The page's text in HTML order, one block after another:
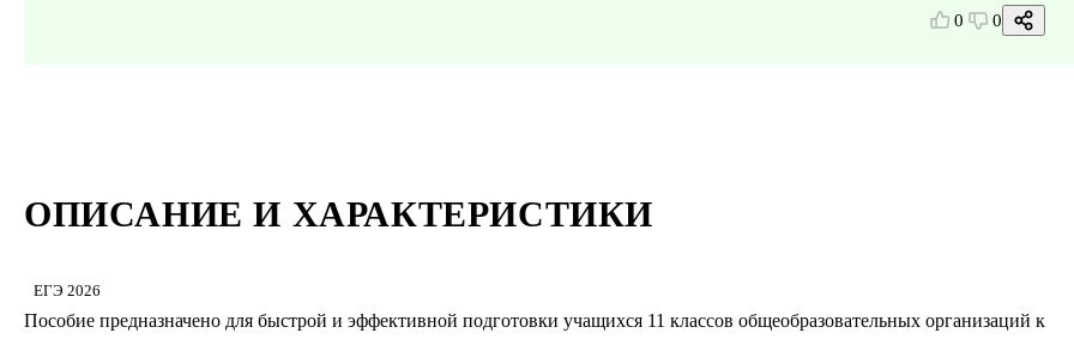
ОПИСАНИЕ И ХАРАКТЕРИСТИКИ
ЕГЭ 2026
Пособие предназначено для быстрой и эффективной подготовки учащихся 11 классов общеобразовательных организаций к
0 0